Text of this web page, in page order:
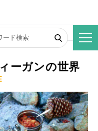
ガンの世界
ーガンの世界